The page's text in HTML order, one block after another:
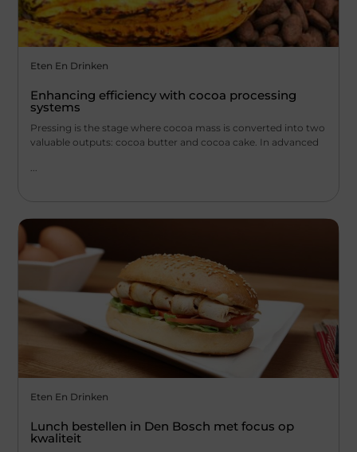
Eten En Drinken
Enhancing efficiency with cocoa processing
systems
Pressing is the stage where cocoa mass is converted into two
valuable outputs: cocoa butter and cocoa cake. In advanced
...
Eten En Drinken
Lunch bestellen in Den Bosch met focus op
kwaliteit